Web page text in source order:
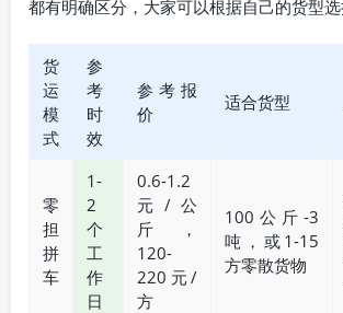
都有明确区分，大家可以根据自己的货型选
货
运
模
式
参
考
时
效
参考报
价
适合货型
零
担
拼
车
1-
2
个
工
作
日
0.6-1.2
元/公
斤，
120-
220元/
方
100公斤-3
吨，或1-15
方零散货物